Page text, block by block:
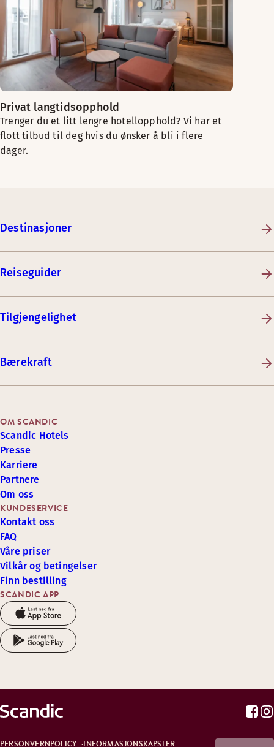
Privat langtidsopphold
Trenger du et litt lengre hotellopphold? Vi har et
flott tilbud til deg hvis du ønsker å bli i flere
dager.
Destinasjoner
Reiseguider
Tilgjengelighet
Bærekraft
SCANDIC APP
KUNDESERVICE
Kontakt oss
FAQ
Våre priser
Vilkår og betingelser
Finn bestilling
OM SCANDIC
Scandic Hotels
Presse
Karriere
Partnere
Om oss
PERSONVERNPOLICY INFORMASJONSKAPSLER